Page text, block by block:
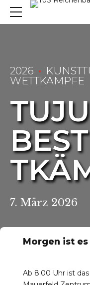
2026
WETTKÄMPFE
TUJU
7. März 2026
Morgen ist
Ab 8.00 Uhr ist